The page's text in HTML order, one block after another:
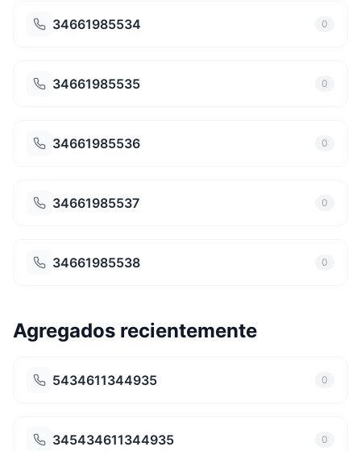
34661985534 0
34661985535 0
34661985536 0
34661985537 0
34661985538 0
Agregados recientemente
5434611344935 0
345434611344935 0